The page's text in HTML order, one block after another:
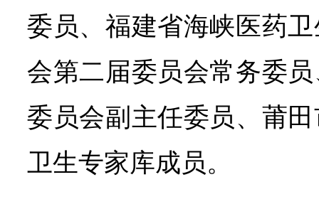
委员、福建省海峡医药
会第二届委员会常务委
委员会副主任委员、莆
卫生专家库成员。